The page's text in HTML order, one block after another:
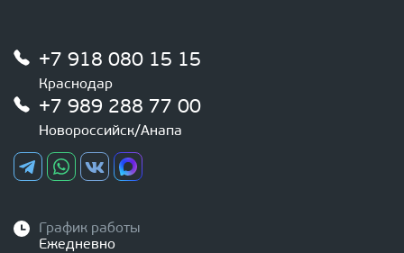
+7 918 080 15 15
Краснодар
+7 989 288 77 00
Новороссийск/Анапа
График работы
Ежедневно